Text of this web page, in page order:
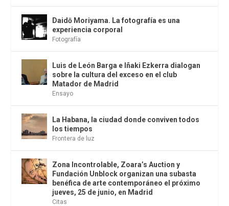
Daidō Moriyama. La fotografía es una
experiencia corporal
Fotografía
Luis de León Barga e Iñaki Ezkerra dialogan
sobre la cultura del exceso en el club
Matador de Madrid
Ensayo
La Habana, la ciudad donde conviven todos
los tiempos
Frontera de luz
Zona Incontrolable, Zoara’s Auction y
Fundación Unblock organizan una subasta
benéfica de arte contemporáneo el próximo
jueves, 25 de junio, en Madrid
Citas